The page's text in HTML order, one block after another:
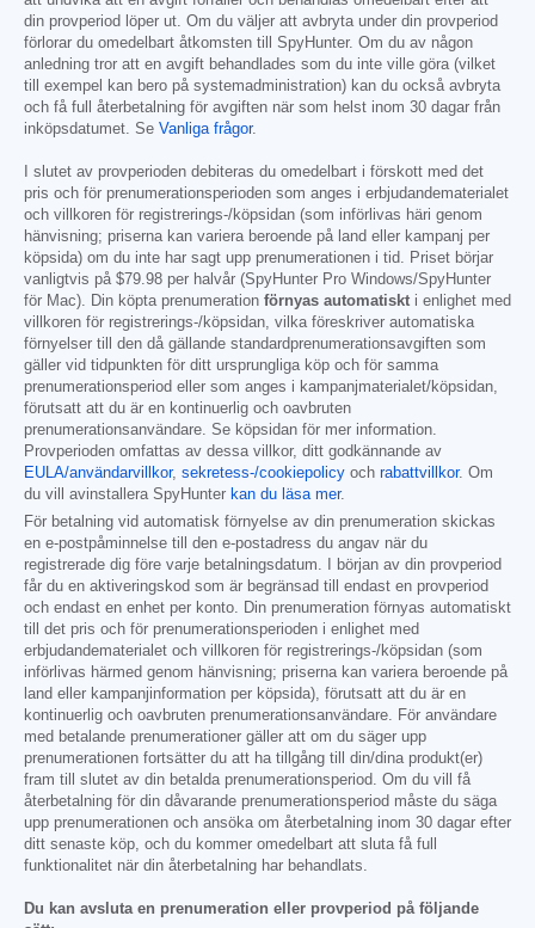
din provperiod löper ut. Om du väljer att avbryta under din provperiod
förlorar du omedelbart åtkomsten till SpyHunter. Om du av någon
anledning tror att en avgift behandlades som du inte ville göra (vilket
till exempel kan bero på systemadministration) kan du också avbryta
och få full återbetalning för avgiften när som helst inom 30 dagar från
inköpsdatumet. Se Vanliga frågor.
I slutet av provperioden debiteras du omedelbart i förskott med det
pris och för prenumerationsperioden som anges i erbjudandematerialet
och villkoren för registrerings-/köpsidan (som införlivas häri genom
hänvisning; priserna kan variera beroende på land eller kampanj per
köpsida) om du inte har sagt upp prenumerationen i tid. Priset börjar
vanligtvis på $79.98 per halvår (SpyHunter Pro Windows/SpyHunter
för Mac). Din köpta prenumeration förnyas automatiskt i enlighet med
villkoren för registrerings-/köpsidan, vilka föreskriver automatiska
förnyelser till den då gällande standardprenumerationsavgiften som
gäller vid tidpunkten för ditt ursprungliga köp och för samma
prenumerationsperiod eller som anges i kampanjmaterialet/köpsidan,
förutsatt att du är en kontinuerlig och oavbruten
prenumerationsanvändare. Se köpsidan för mer information.
Provperioden omfattas av dessa villkor, ditt godkännande av
EULA/användarvillkor, sekretess-/cookiepolicy och rabattvillkor. Om
du vill avinstallera SpyHunter kan du läsa mer.
För betalning vid automatisk förnyelse av din prenumeration skickas
en e-postpåminnelse till den e-postadress du angav när du
registrerade dig före varje betalningsdatum. I början av din provperiod
får du en aktiveringskod som är begränsad till endast en provperiod
och endast en enhet per konto. Din prenumeration förnyas automatiskt
till det pris och för prenumerationsperioden i enlighet med
erbjudandematerialet och villkoren för registrerings-/köpsidan (som
införlivas härmed genom hänvisning; priserna kan variera beroende på
land eller kampanjinformation per köpsida), förutsatt att du är en
kontinuerlig och oavbruten prenumerationsanvändare. För användare
med betalande prenumerationer gäller att om du säger upp
prenumerationen fortsätter du att ha tillgång till din/dina produkt(er)
fram till slutet av din betalda prenumerationsperiod. Om du vill få
återbetalning för din dåvarande prenumerationsperiod måste du säga
upp prenumerationen och ansöka om återbetalning inom 30 dagar efter
ditt senaste köp, och du kommer omedelbart att sluta få full
funktionalitet när din återbetalning har behandlats.
Du kan avsluta en prenumeration eller provperiod på följande